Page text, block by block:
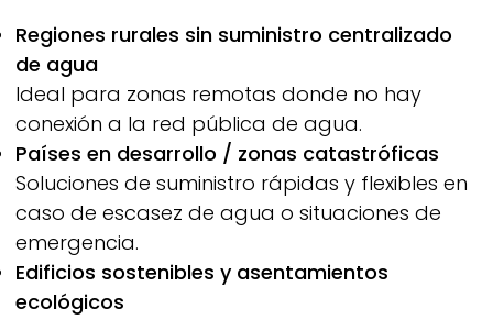
Regiones rurales sin suministro centralizado
de agua
Ideal para zonas remotas donde no hay
conexión a la red pública de agua.
Países en desarrollo / zonas catastróficas
Soluciones de suministro rápidas y flexibles en
caso de escasez de agua o situaciones de
emergencia.
Edificios sostenibles y asentamientos
ecológicos